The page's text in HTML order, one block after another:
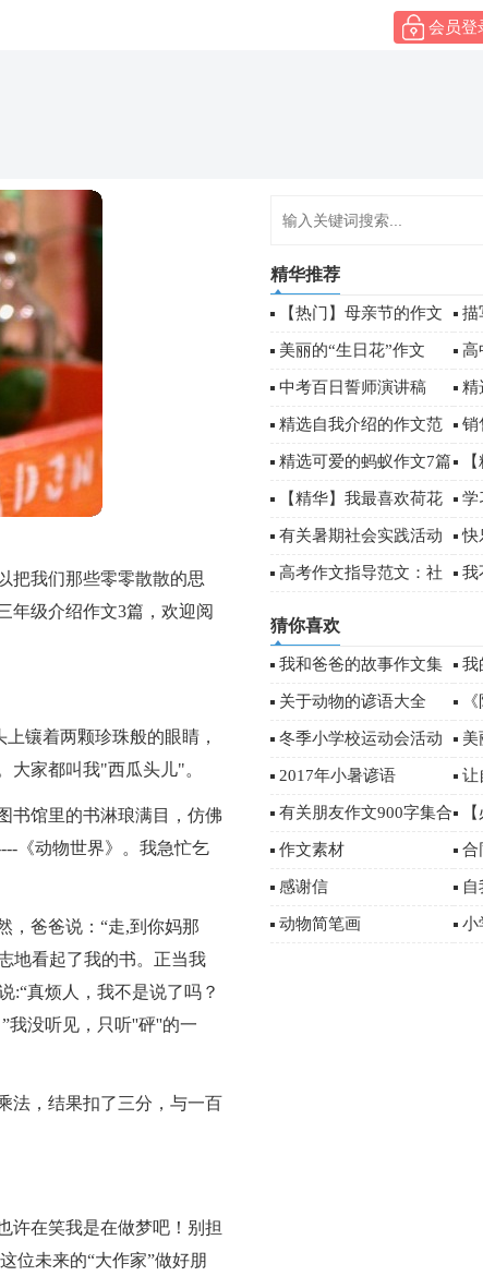
会员登
把我们那些零零散散的思
年级介绍作文3篇，欢迎阅
镶着两颗珍珠般的眼睛，
大家都叫我"西瓜头儿"。
书馆里的书淋琅满目，仿佛
《动物世界》。我急忙乞
，爸爸说：“走,到你妈那
地看起了我的书。正当我
:“真烦人，我不是说了吗？
我没听见，只听''砰''的一
法，结果扣了三分，与一百
许在笑我是在做梦吧！别担
位未来的“大作家”做好朋
精华推荐
【热门】母亲节的作文
汇总7篇
描
文
美丽的“生日花”作文 高
想
中考百日誓师演讲稿
【荐】
精
精选自我介绍的作文范
文
销
精选可爱的蚂蚁作文7篇
3篇
【精华】我最喜欢荷花
作文4篇
学
有关暑期社会实践活动
总结
快
高考作文指导范文：社 我
猜你喜欢
我和爸爸的故事作文集
锦15篇
我
关于动物的谚语大全
伴
冬季小学校运动会活动
总结范文（通用5篇）
美
2017年小暑谚语 让
有关朋友作文900字集合
五篇 500
作文素材 合
感谢信 自
动物简笔画 小